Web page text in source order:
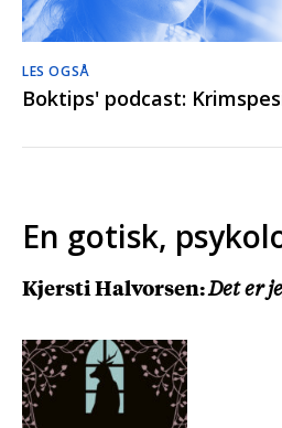
LES OGSÅ
Boktips' podcast:
En gotisk,
Kjersti Halvorsen:Det er